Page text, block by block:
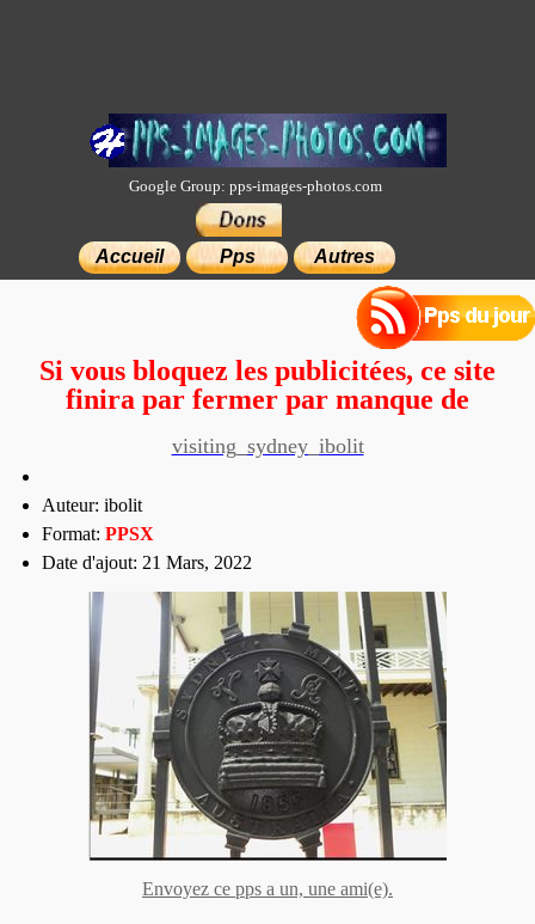
Accueil Pps Autres
Google Group: pps-images-photos.com
×
Si vous bloquez les publicitées, ce site
finira par fermer par manque de
visiting_sydney_ibolit
Auteur: ibolit
Format: PPSX
Date d'ajout: 21 Mars, 2022
Envoyez ce pps a un, une ami(e).